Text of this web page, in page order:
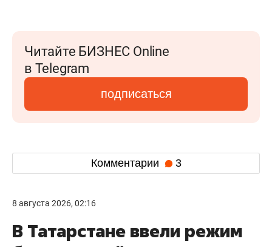
Читайте БИЗНЕС Online
в Telegram
подписаться
Комментарии 3
8 августа 2026, 02:16
В Татарстане ввели режим